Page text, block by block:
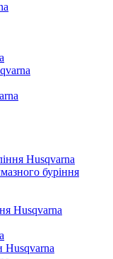
Husqvarna
буріння
Husqvarna
Husqvarna